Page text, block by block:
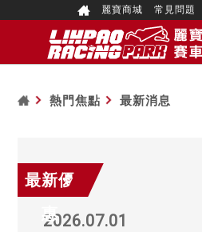
麗寶商城 常見問題
熱門焦點 最新消息
最新優
惠
2026.07.01